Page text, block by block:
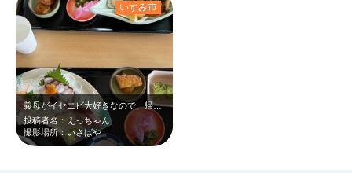
義母がイセエビ大好きなので、帰省のタイミングで食事に行きました。イセエビやタコ…
投稿者名：えっちゃん
撮影場所：いさばや
いすみ市